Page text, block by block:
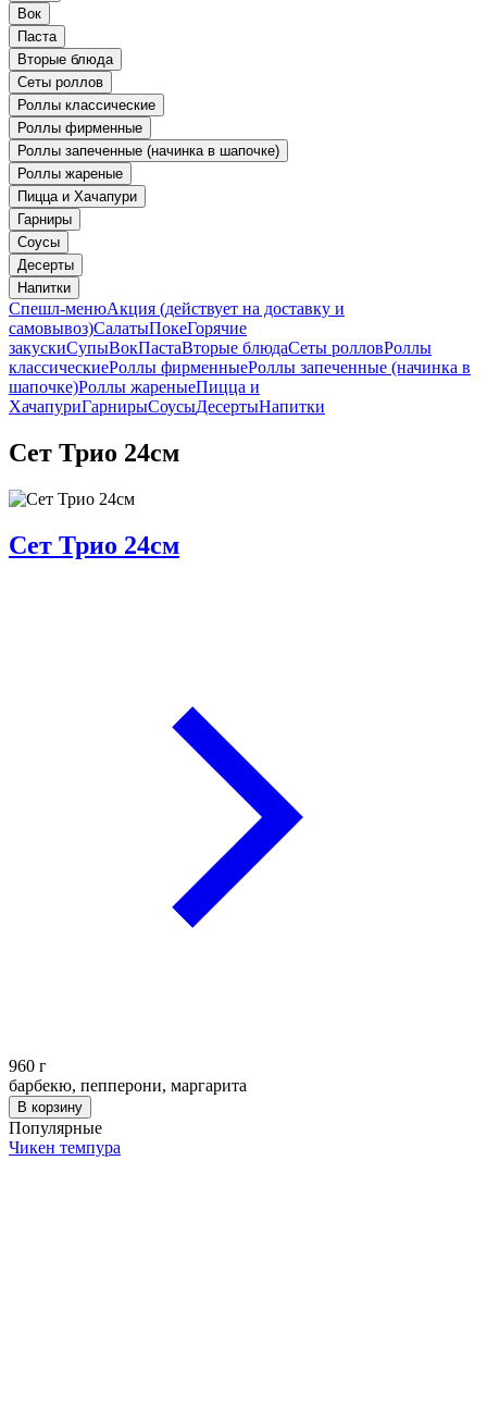
Вок
Паста
Вторые блюда
Сеты роллов
Роллы классические
Роллы фирменные
Роллы запеченные (начинка в шапочке)
Роллы жареные
Пицца и Хачапури
Гарниры
Соусы
Десерты
Напитки
Спешл-менюАкция (действует на доставку и
самовывоз)СалатыПокеГорячие
закускиСупыВокПастаВторые блюдаСеты ролловРоллы
классическиеРоллы фирменныеРоллы запеченные (начинка в
шапочке)Роллы жареныеПицца и
ХачапуриГарнирыСоусыДесертыНапитки
Сет Трио 24см
Сет Трио 24см
960 г
барбекю, пепперони, маргарита
В корзину
Популярные
Чикен темпура